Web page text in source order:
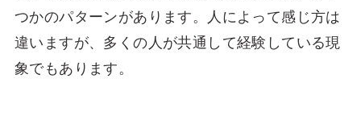
つかのパターンがあります。人によって感じ方は
違いますが、多くの人が共通して経験している現
象でもあります。